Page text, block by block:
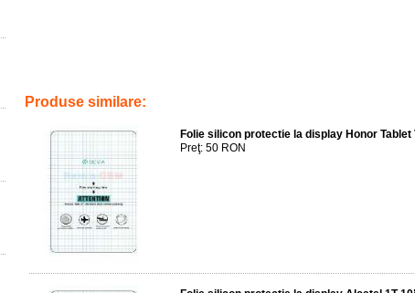
Produse similare:
Folie silicon protectie la display Honor Tablet
Preţ: 50 RON